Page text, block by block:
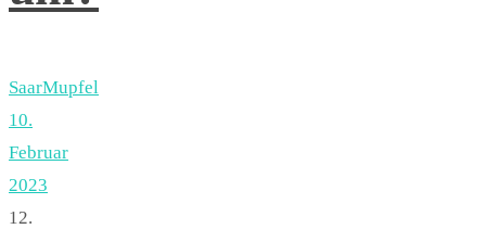
SaarMupfel
10.
Februar
2023
12.